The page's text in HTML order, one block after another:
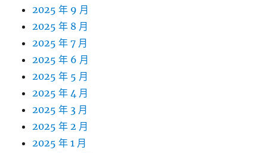
2025 年 9 月
2025 年 8 月
2025 年 7 月
2025 年 6 月
2025 年 5 月
2025 年 4 月
2025 年 3 月
2025 年 2 月
2025 年 1 月